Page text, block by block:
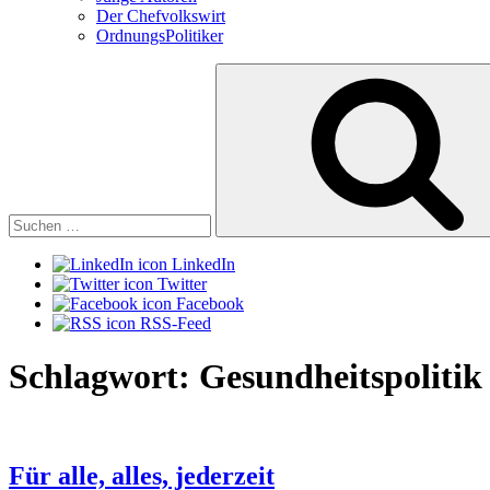
Der Chefvolkswirt
OrdnungsPolitiker
LinkedIn
Twitter
Facebook
RSS-Feed
Schlagwort: Gesundheitspolitik
Für alle, alles, jederzeit